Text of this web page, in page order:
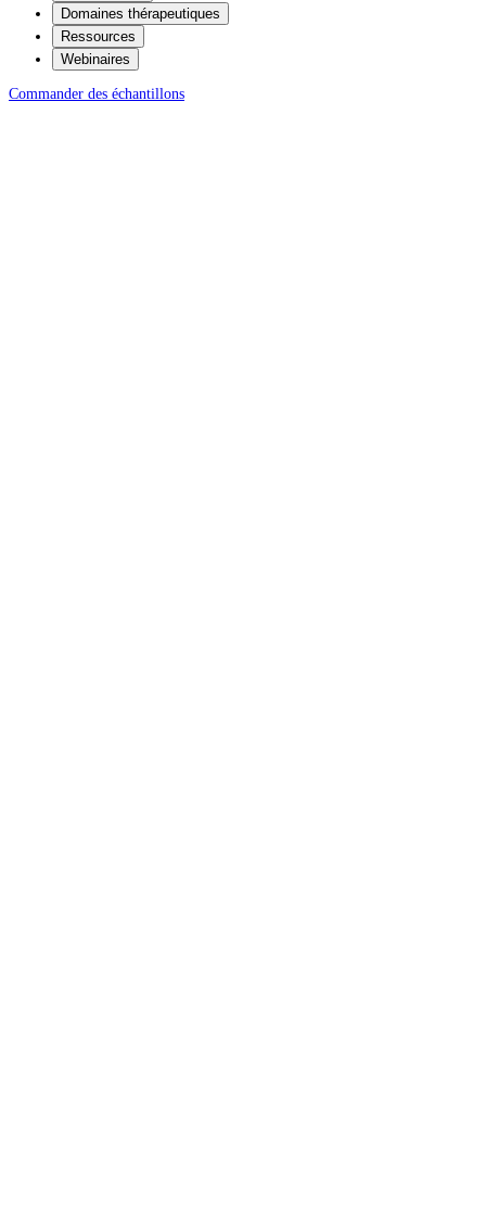
Domaines thérapeutiques
Ressources
Webinaires
Commander des échantillons